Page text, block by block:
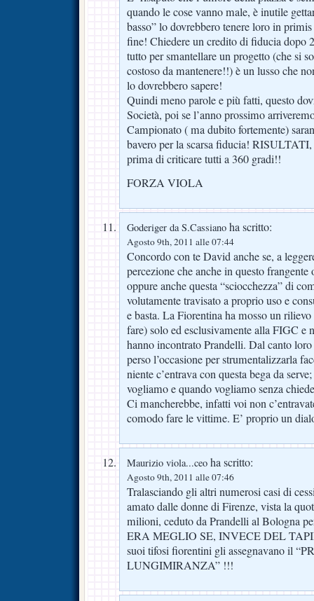
quando le cose vanno male, è inutile
basso” lo dovrebbero tenere loro in
fine! Chiedere un credito di fiducia dopo
tutto per smantellare un progetto (che si
costoso da mantenere!!) è un lusso che
lo dovrebbero sapere!
Quindi meno parole e più fatti, questo
Società, poi se l’anno prossimo
Campionato ( ma dubito fortemente)
bavero per la scarsa fiducia!
prima di criticare tutti a 360 gradi!!
FORZA VIOLA
Goderiger da S.Cassiano ha scritto:
Agosto 9th, 2011 alle 07:44
Concordo con te David anche se, a
percezione che anche in questo
oppure anche questa “sciocchezza” di
volutamente travisato a proprio uso e
e basta. La Fiorentina ha mosso un
fare) solo ed esclusivamente alla FIGC e
hanno incontrato Prandelli. Dal canto
perso l’occasione per strumentalizzarla
niente c’entrava con questa bega da
vogliamo e quando vogliamo senza
Ci mancherebbe, infatti voi non
comodo fare le vittime. E’ proprio un
Maurizio viola...ceo ha scritto:
Agosto 9th, 2011 alle 07:46
Tralasciando gli altri numerosi casi di
amato dalle donne di Firenze, vista la
milioni, ceduto da Prandelli al Bologna
ERA MEGLIO SE, INVECE DEL
suoi tifosi fiorentini gli assegnavano il
LUNGIMIRANZA” !!!